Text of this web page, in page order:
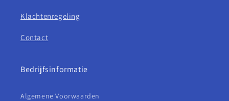
Klachtenregeling
Contact
Bedrijfsinformatie
Algemene Voorwaarden